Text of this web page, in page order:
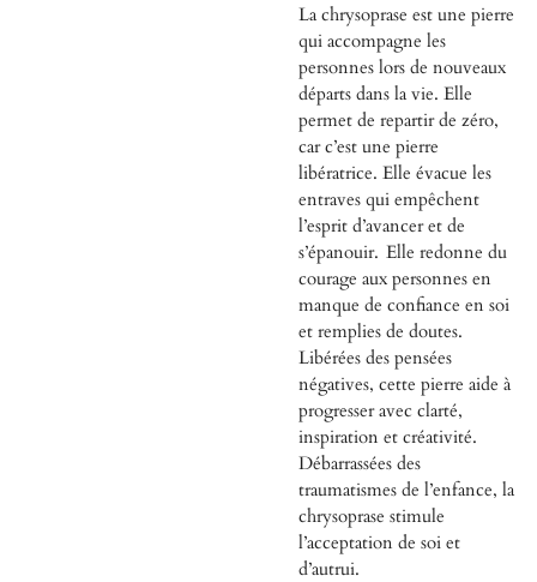
La chrysoprase est une pierre
qui accompagne les
personnes lors de nouveaux
départs dans la vie. Elle
permet de repartir de zéro,
car c’est une pierre
libératrice. Elle évacue les
entraves qui empêchent
l’esprit d’avancer et de
s’épanouir. Elle redonne du
courage aux personnes en
manque de confiance en soi
et remplies de doutes.
Libérées des pensées
négatives, cette pierre aide à
progresser avec clarté,
inspiration et créativité.
Débarrassées des
traumatismes de l’enfance, la
chrysoprase stimule
l’acceptation de soi et
d’autrui.